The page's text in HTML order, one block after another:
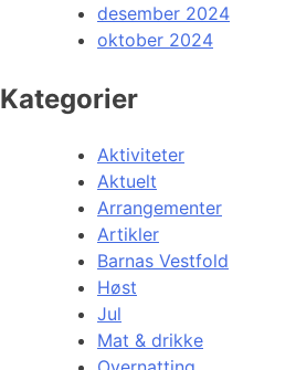
desember 2024
oktober 2024
Kategorier
Aktiviteter
Aktuelt
Arrangementer
Artikler
Barnas Vestfold
Høst
Jul
Mat & drikke